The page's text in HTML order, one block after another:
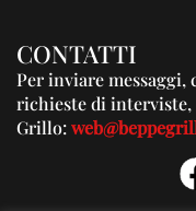
CONTATTI
Per inviare messaggi,
richieste di interviste,
Grillo: